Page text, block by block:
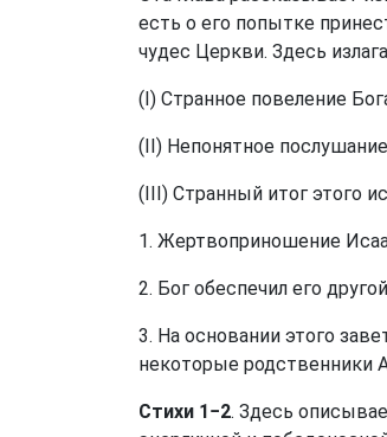
есть о его попытке
чудес Церкви. Здесь
(I) Странное повеление
(II) Непонятное
(III) Странный итог этого
1. Жертвоприношение
2. Бог обеспечил его
3. На основании этого
некоторые родственники
Стихи 1−2. Здесь